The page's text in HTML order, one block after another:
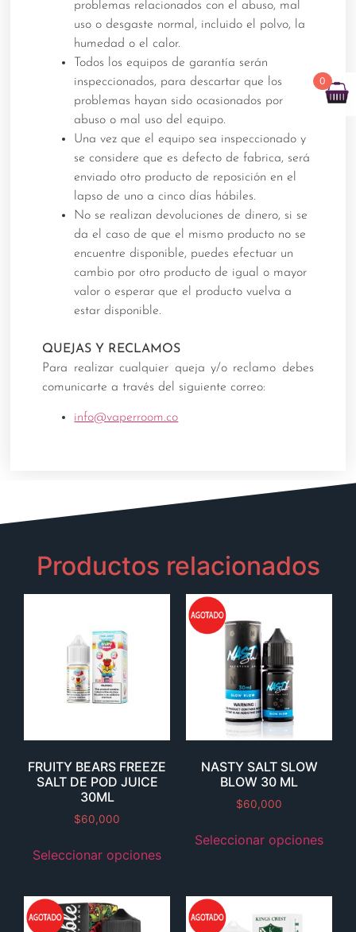
problemas relacionados con el abuso, mal
uso o desgaste normal, incluido el polvo, la
humedad o el calor.
Todos los equipos de garantía serán
inspeccionados, para descartar que los
problemas hayan sido ocasionados por
abuso o mal uso del equipo.
Una vez que el equipo sea inspeccionado y
se considere que es defecto de fabrica, será
enviado otro producto de reposición en el
lapso de uno a cinco días hábiles.
No se realizan devoluciones de dinero, si se
da el caso de que el mismo producto no se
encuentre disponible, puedes efectuar un
cambio por otro producto de igual o mayor
valor o esperar que el producto vuelva a
estar disponible.
QUEJAS Y RECLAMOS
Para realizar cualquier queja y/o reclamo debes
comunicarte a través del siguiente correo:
info@vaperroom.co
Productos relacionados
FRUITY BEARS FREEZE
SALT DE POD JUICE
30ML
$60,000
Seleccionar opciones
NASTY SALT SLOW
BLOW 30 ML
$60,000
Seleccionar opciones
0